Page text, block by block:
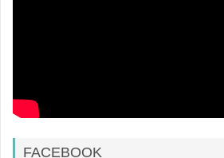
FACEBOOK